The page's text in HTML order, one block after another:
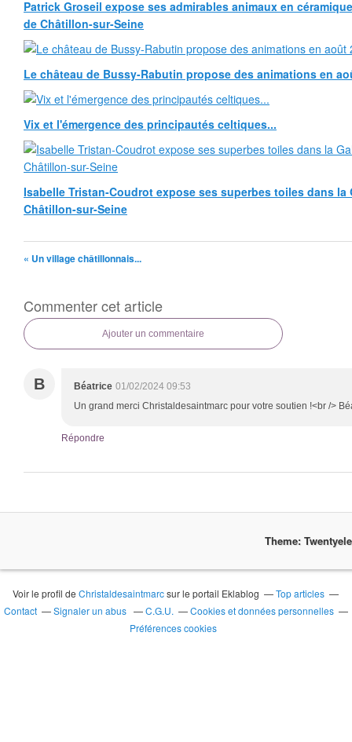
Patrick Groseil expose ses admirables animaux en
de Châtillon-sur-Seine
Le château de Bussy-Rabutin propose des animations en
Vix et l'émergence des principautés celtiques...
Isabelle Tristan-Coudrot expose ses superbes toiles dans la
Châtillon-sur-Seine
« Un village châtillonnais...
Commenter cet article
Ajouter un commentaire
B Béatrice 01/02/2024 09:53
Un grand merci Christaldesaintmarc pour votre soutien !<br />
Répondre
Theme:
Voir le profil deChristaldesaintmarcsur le portail Eklablog
Top articles
Contact
Signaler un abus C.G.U.
Cookies et données personnelles
Préférences cookies